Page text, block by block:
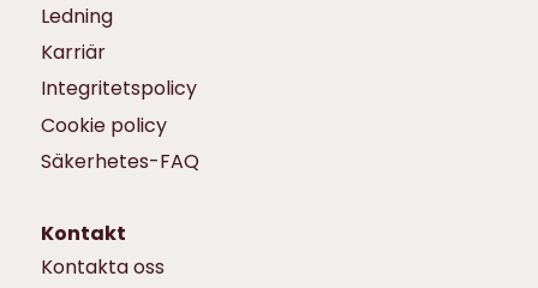
Ledning
Karriär
Integritetspolicy
Cookie policy
Säkerhetes-FAQ
Kontakt
Kontakta oss